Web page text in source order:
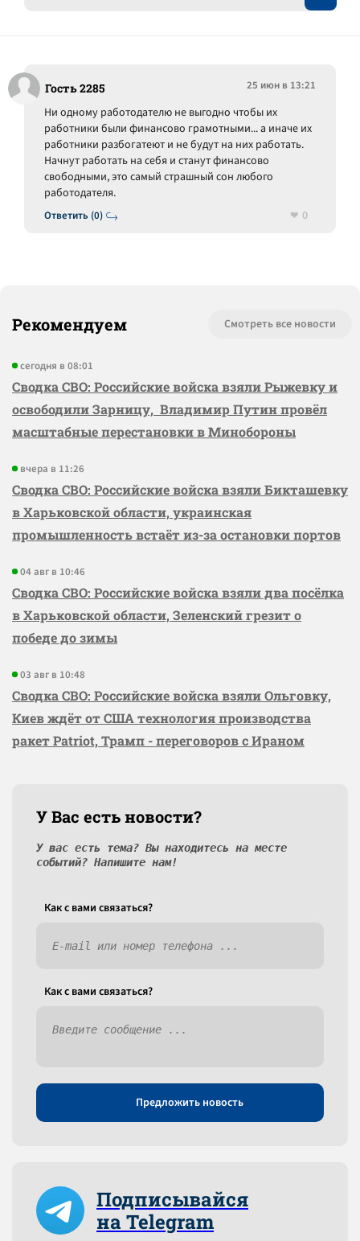
Гость 2285 25 июн в 13:21
Ответить (0)
Ни одному работодателю не выгодно чтобы их
работники были финансово грамотными... а иначе их
работники разбогатеют и не будут на них работать.
Начнут работать на себя и станут финансово
свободными, это самый страшный сон любого
работодателя.
0
Рекомендуем Смотреть все новости
сегодня в 08:01
Сводка СВО: Российские войска взяли Рыжевку и
освободили Зарницу, Владимир Путин провёл
масштабные перестановки в Минобороны
вчера в 11:26
Сводка СВО: Российские войска взяли Бикташевку
в Харьковской области, украинская
промышленность встаёт из-за остановки портов
04 авг в 10:46
Сводка СВО: Российские войска взяли два посёлка
в Харьковской области, Зеленский грезит о
победе до зимы
03 авг в 10:48
Сводка СВО: Российские войска взяли Ольговку,
Киев ждёт от США технология производства
ракет Patriot, Трамп - переговоров с Ираном
У Вас есть новости?
У вас есть тема? Вы находитесь на месте
событий? Напишите нам!
Как c вами связаться?
Как c вами связаться?
Предложить новость
Подписывайся
на Telegram